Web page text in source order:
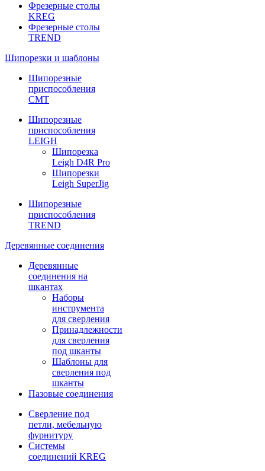
Фрезерные столы
KREG
Фрезерные столы
TREND
Шипорезки и шаблоны
Шипорезные
приспособления
CMT
Шипорезные
приспособления
LEIGH
Шипорезка
Leigh D4R Pro
Шипорезки
Leigh SuperJig
Шипорезные
приспособления
TREND
Деревянные соединения
Деревянные
соединения на
шкантах
Наборы
инструмента
для сверления
Принадлежности
для сверления
под шканты
Шаблоны для
сверления под
шканты
Пазовые соединения
Сверление под
петли, мебельную
фурнитуру
Системы
соединений KREG